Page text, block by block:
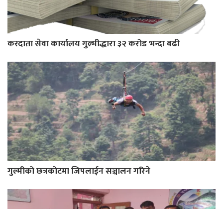
करदाता सेवा कार्यालय गुल्मीद्धारा ३२ करोड भन्दा बढी
गुल्मीको छत्रकोटमा जिपलाईन सञ्चालन गरिने